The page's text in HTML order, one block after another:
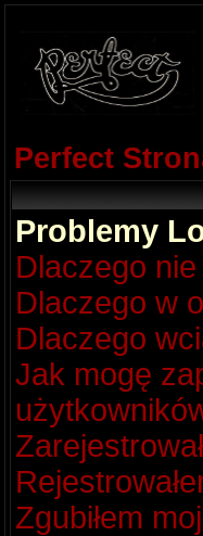
Perfect
Problemy
Dlaczego
Dlaczego w
Dlaczego
Jak mogę
Zgubiłem